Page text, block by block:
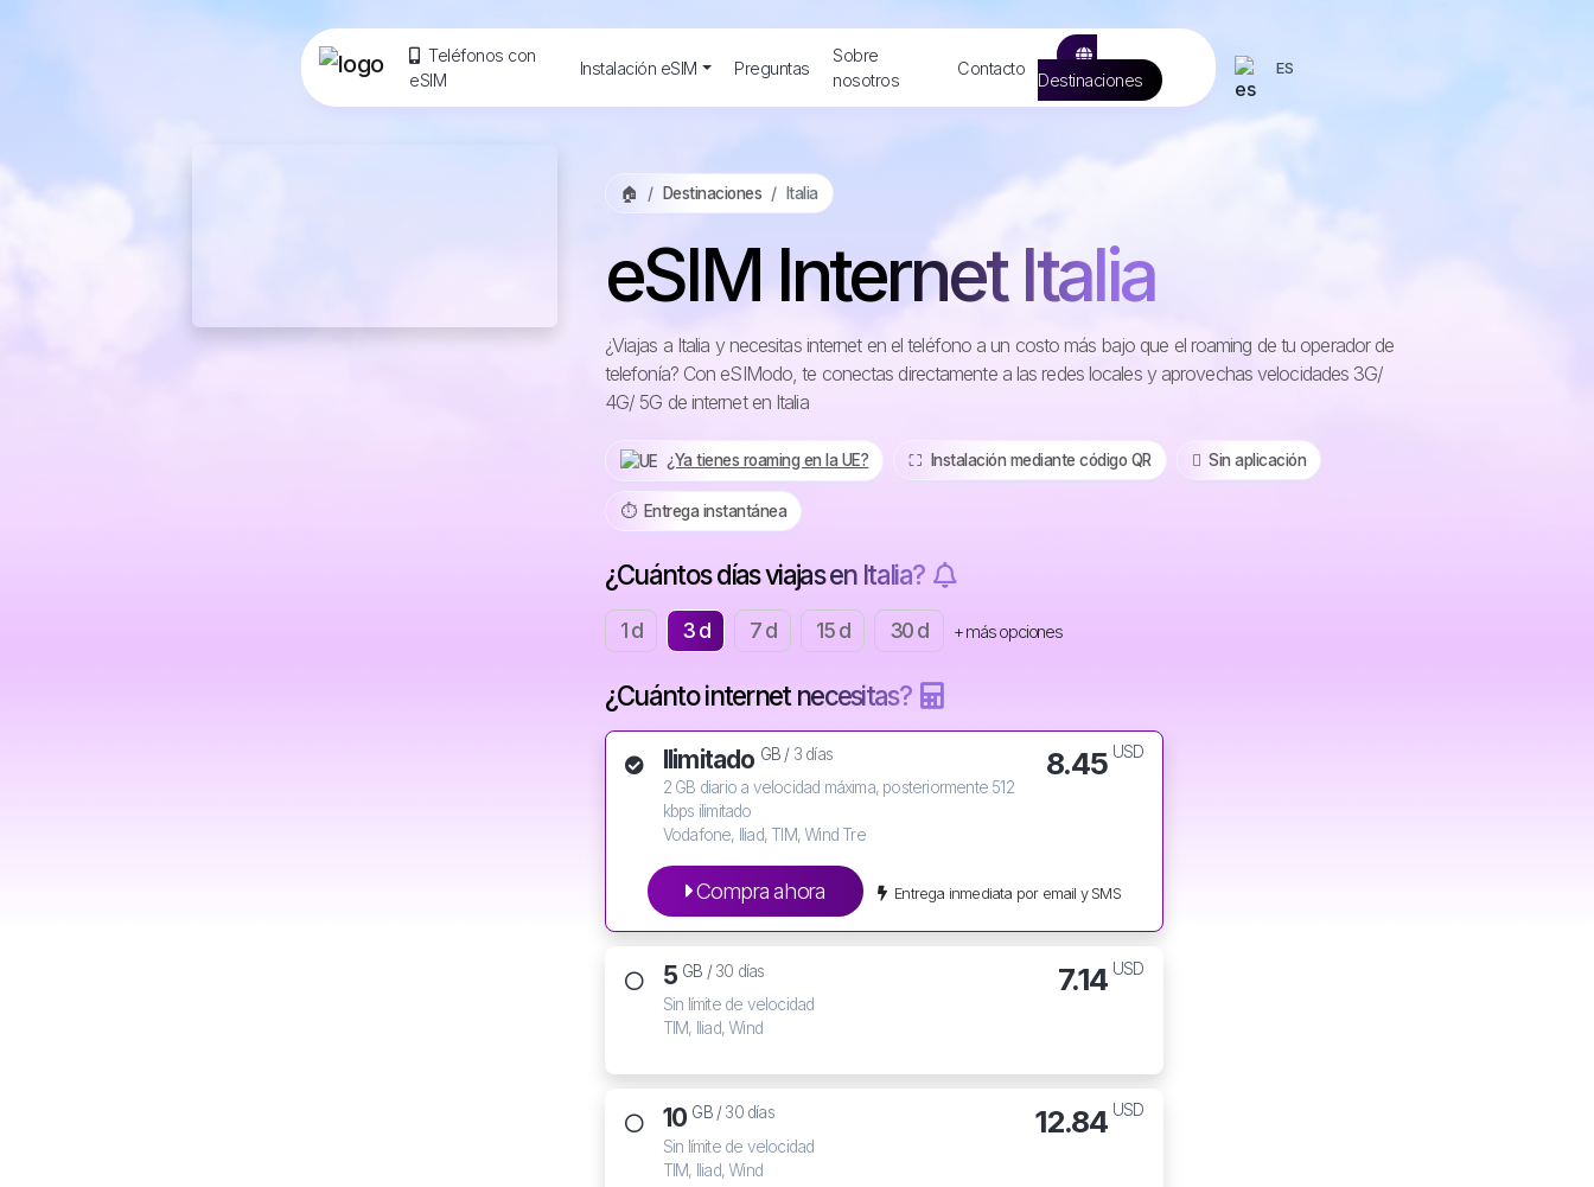
Teléfonos con
eSIM
Instalación eSIM Preguntas
Sobre
nosotros
Contacto
Destinaciones
ES
🏠 Destinaciones Italia
eSIM Internet Italia
¿Viajas a Italia y necesitas internet en el teléfono a un costo más bajo que el roaming de tu operador de
telefonía? Con eSIModo, te conectas directamente a las redes locales y aprovechas velocidades 3G/
4G/ 5G de internet en Italia
¿Ya tienes roaming en la UE? ⛶️️ Instalación mediante código QR ️ Sin aplicación
⏱️️ Entrega instantánea
¿Cuántos días viajas en Italia?
1 d 3 d 7 d 15 d 30 d + más opciones
¿Cuánto internet necesitas?
Ilimitado GB / 3 días
2 GB diario a velocidad máxima, posteriormente 512
kbps ilimitado
Vodafone, Iliad, TIM, Wind Tre
8.45 USD
Compra ahora Entrega inmediata por email y SMS
5 GB /30 días
Sin límite de velocidad
TIM, Iliad, Wind
7.14 USD
10 GB /30 días
Sin límite de velocidad
TIM, Iliad, Wind
12.84 USD